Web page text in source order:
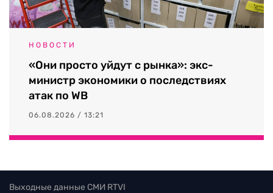
НОВОСТИ
«Они просто уйдут с рынка»: экс-
министр экономики о последствиях
атак по WB
06.08.2026 / 13:21
Выходные данные СМИ RTVI